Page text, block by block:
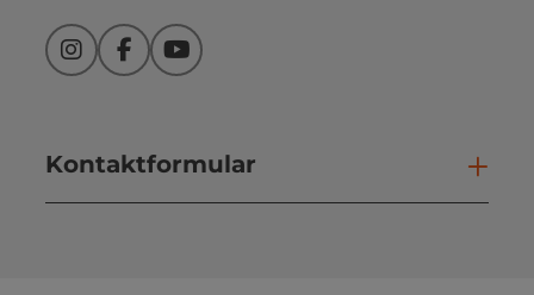
InstagramFacebookYouTube
Kontaktformular